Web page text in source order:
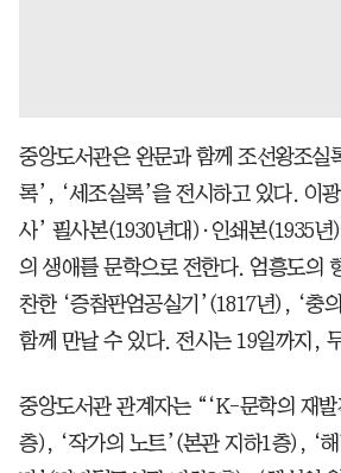
중앙도서관은 완문과 함께 조선왕조실
록’, ‘세조실록’을 전시하고 있다. 이
사’ 필사본(1930년대)·인쇄본(1935년
의 생애를 문학으로 전한다. 엄흥도의
찬한 ‘증참판엄공실기’(1817년), ‘충
함께 만날 수 있다. 전시는 19일까지,
중앙도서관 관계자는 “‘K-문학의 재발
층), ‘작가의 노트’(본관 지하1층), ‘